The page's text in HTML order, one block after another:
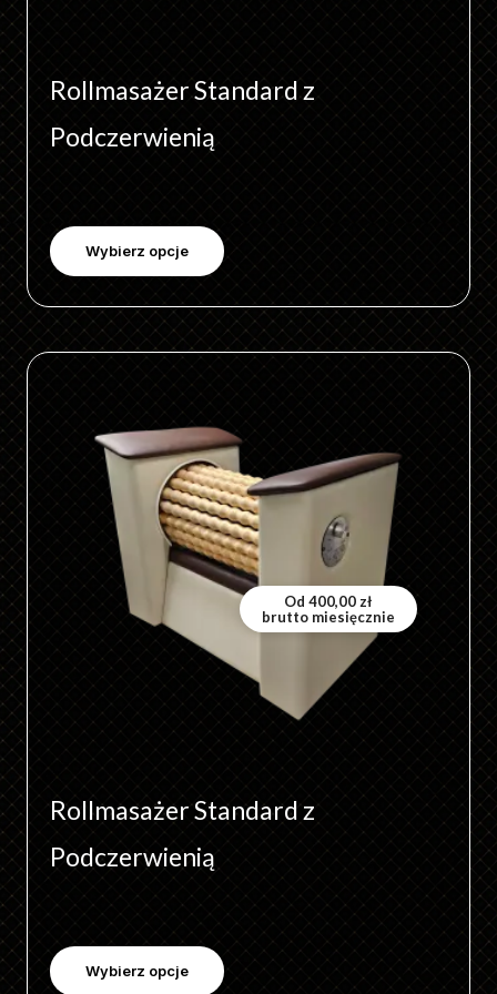
Rollmasażer Standard z
Podczerwienią
Wybierz opcje
Od400,00 zł
brutto miesięcznie
Rollmasażer Standard z
Podczerwienią
Wybierz opcje
Ten
produkt
ma
wiele
wariantów.
Opcje
można
wybrać
stronie
produktu